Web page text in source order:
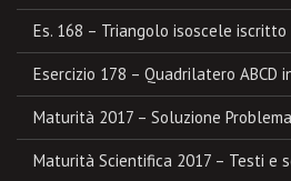
Es. 168 – Triangolo isoscele
Esercizio 178 – Quadrilatero ABCD
Maturità 2017 – Soluzione
Maturità Scientifica 2017 – Testi e